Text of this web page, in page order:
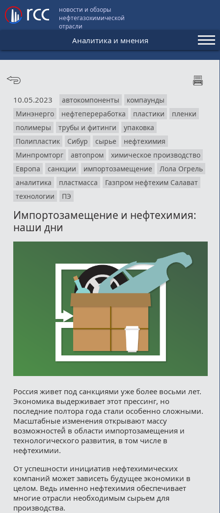
новости и обзоры
нефтегазохимической
отрасли
Аналитика и мнения
Аналитика и мнения
Видео
Подписка
Пользовательское соглашение
Медиакит
10.05.2023 автокомпоненты
компаунды
Минэнерго
нефтепереработка пластики
пленки
полимеры
трубы и фитинги
упаковка
Полипластик
Сибур сырье
нефтехимия
Минпромторг
автопром
химическое производство
Европа
санкции импортозамещение
Лола Огрель
аналитика
пластмасса
Газпром нефтехим Салават
технологии
ПЭ
Импортозамещение и нефтехимия:
наши дни
Россия живет под санкциями уже более восьми лет.
Экономика выдерживает этот прессинг, но
последние полтора года стали особенно сложными.
Масштабные изменения открывают массу
возможностей̆ в области импортозамещения и
технологического развития, в том числе в
нефтехимии.
От успешности инициатив нефтехимических
компаний может зависеть будущее экономики в
целом. Ведь именно нефтехимия обеспечивает
многие отрасли необходимым сырьем для
производства.